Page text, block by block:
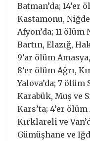
Batman’da; 14’er
Kastamonu,
Afyon’da; 11 ölüm
Bartın, Elazığ,
9’ar ölüm
8’er ölüm Ağrı,
Yalova’da; 7 ölüm
Karabük, Muş ve
Kars’ta; 4’er
Kırklareli ve
Gümüşhane ve